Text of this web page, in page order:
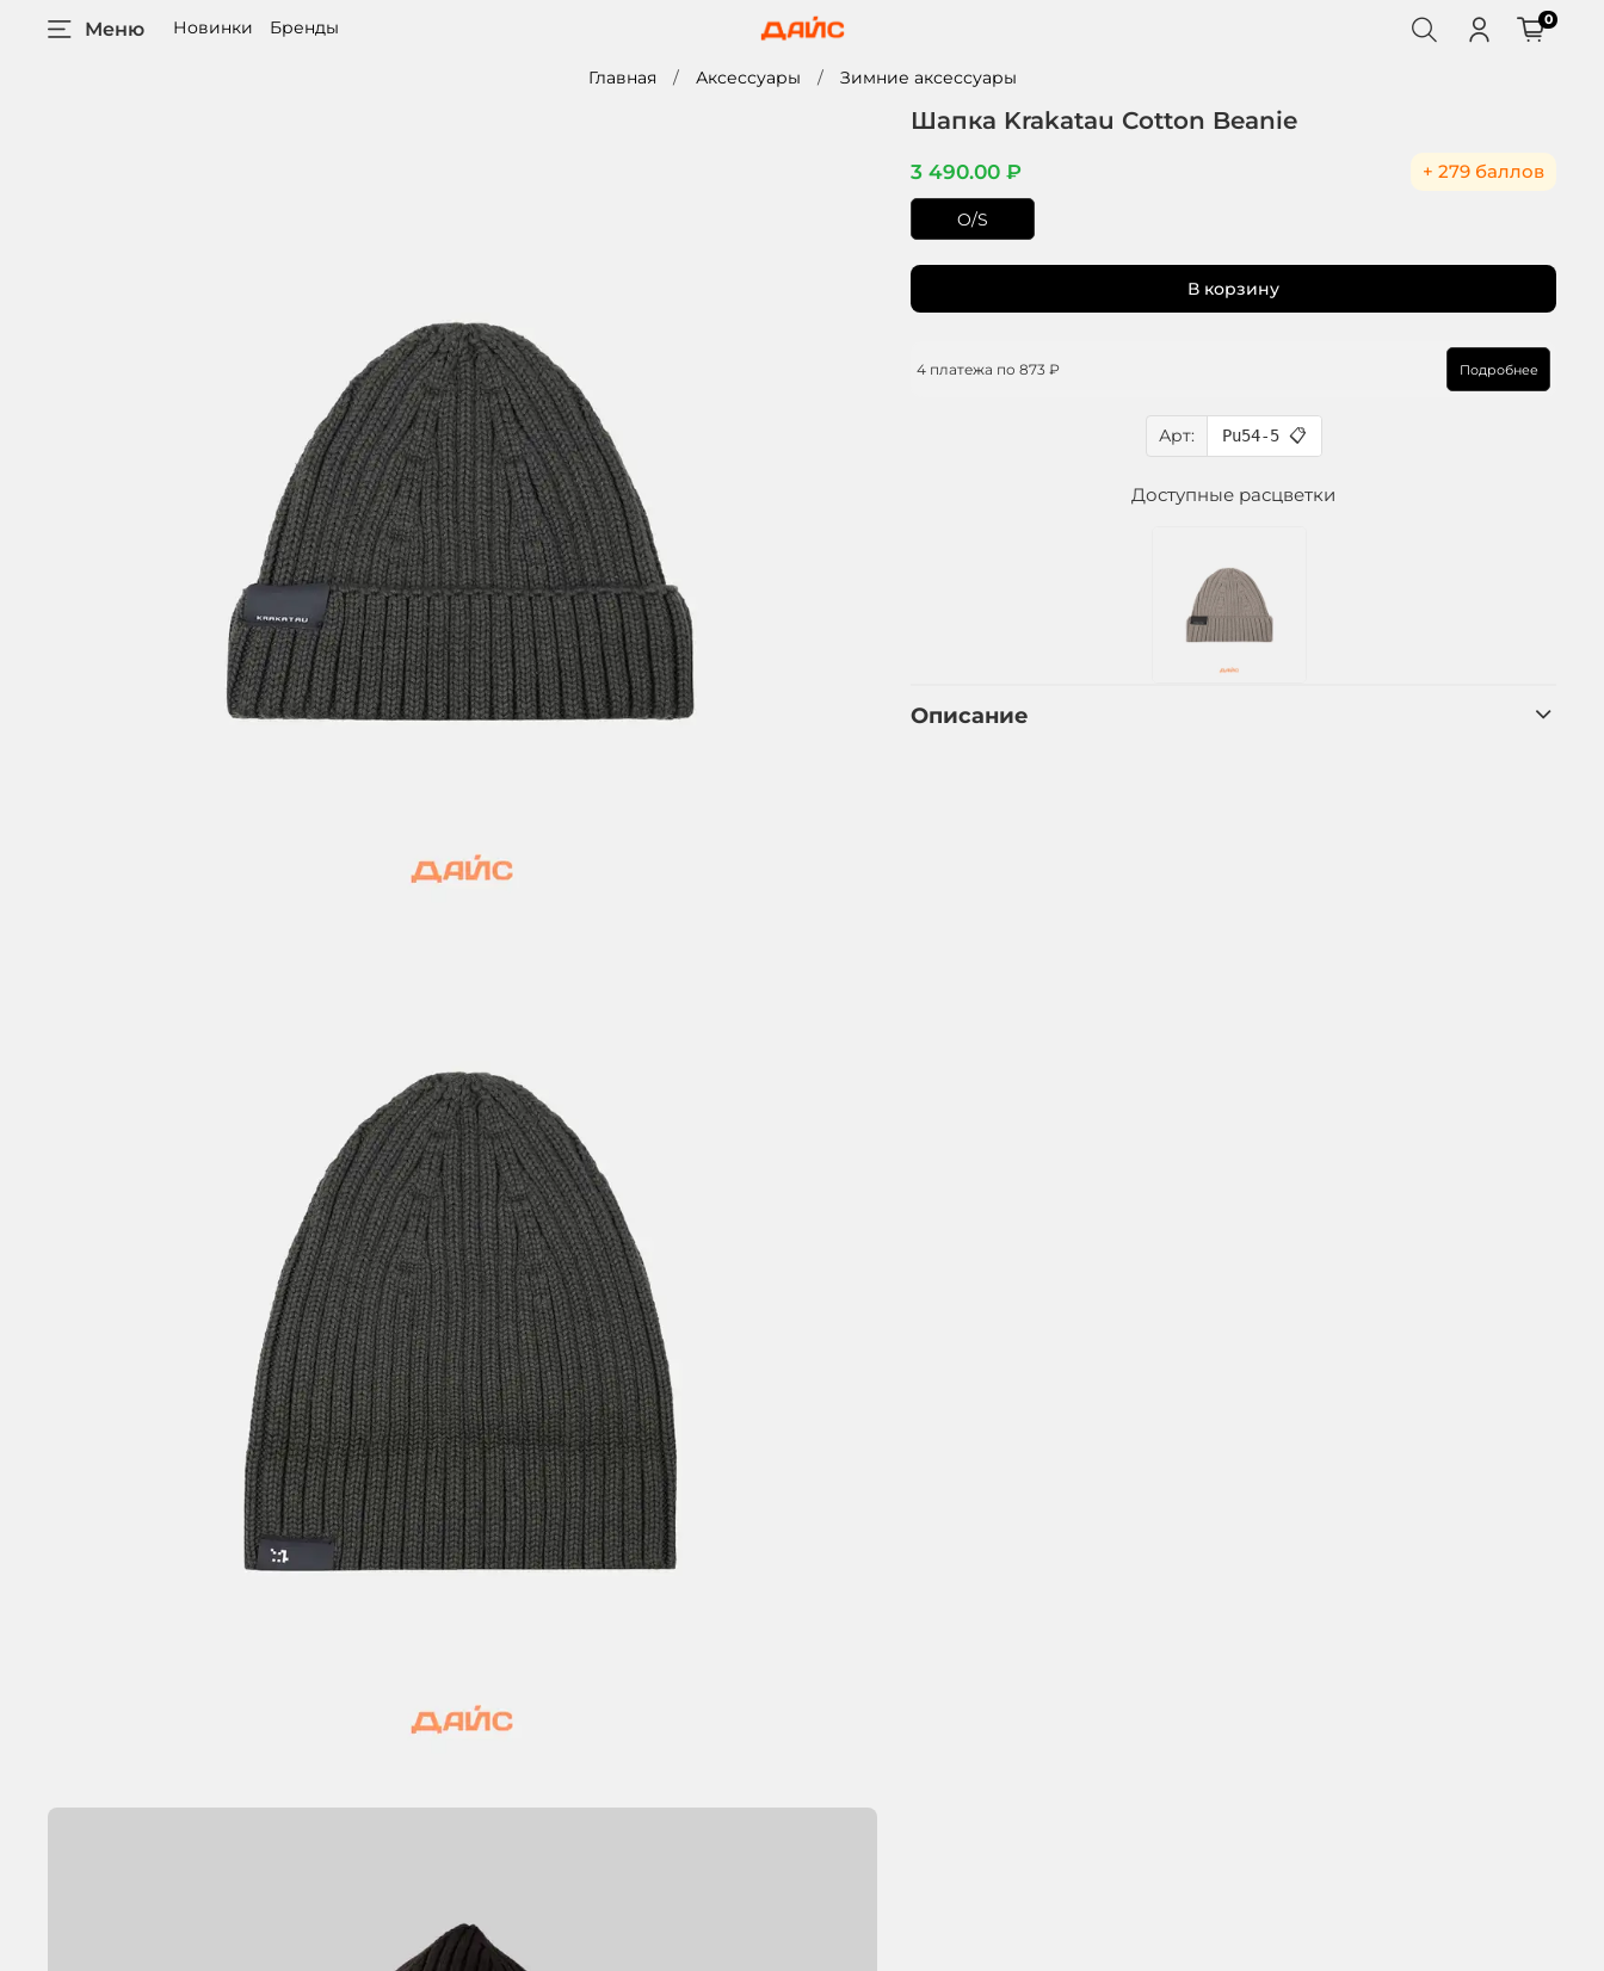
Меню Новинки Бренды 0
Главная Аксессуары Зимние аксессуары
Шапка Krakatau Cotton Beanie
3 490.00 ₽ + 279 баллов
Арт: Pu54-5 📋
В корзину
4 платежа по873 ₽ Подробнее
O/S
Доступные расцветки
Описание